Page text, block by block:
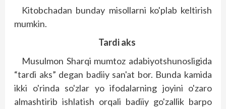
Kitobchadan bunday misollarni ko'plab keltirish
mumkin.
Tardi aks
Musulmon Sharqi mumtoz adabiyotshunosligida
“tardi aks” degan badiiy san'at bor. Bunda kamida
ikki o'rinda so'zlar yo ifodalarning joyini o'zaro
almashtirib ishlatish orqali badiiy go'zallik barpo